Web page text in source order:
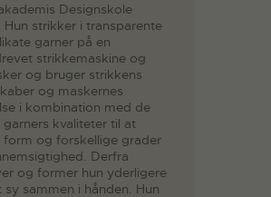
Designskole
strikker i transparente
garner på en
strikkemaskine og
og bruger strikkens
og maskernes
i kombination med de
garners kvaliteter til at
form og forskellige grader
Derfra
og former hun yderligere
sy sammen i hånden. Hun